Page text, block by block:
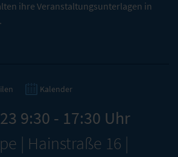
ihre Veranstaltungsunterlagen in
Kalender
9:30 - 17:30 Uhr
| Hainstraße 16 |